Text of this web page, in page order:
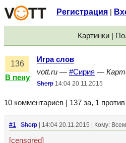
Регистрация
Картинки |
136
В пену
Игра слов
vott.ru — #Сирия —
Sherp 14:04 20.11.2015
10 комментариев | 137 за, 1 против
#1 Sherp | 14:04 20.11.2015 | Кому: Всем
[censored]